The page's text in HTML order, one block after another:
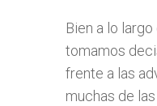
Bien a lo
tomamos
frente a las
muchas de